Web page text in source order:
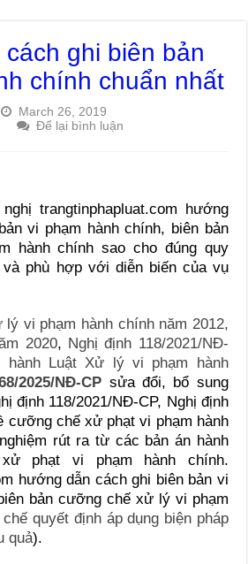
ghi biên bản
chính chuẩn nhất
March 26, 2019
Để lại bình luận
trangtinphapluat.com hướng
vi phạm hành chính, biên bản
hành chính sao cho đúng quy
và phù hợp với diễn biến của vụ
lý vi phạm hành chính năm 2012,
2020, Nghị định 118/2021/NĐ-
hành Luật Xử lý vi phạm hành
2025/NĐ-CP sửa đổi, bổ sung
định 118/2021/NĐ-CP, Nghị định
cưỡng chế xử phạt vi phạm hành
rút ra từ các bản án hành
phạt vi phạm hành chính.
hướng dẫn cách ghi biên bản vi
bản cưỡng chế xử lý vi phạm
quyết định áp dụng biện pháp
quả).